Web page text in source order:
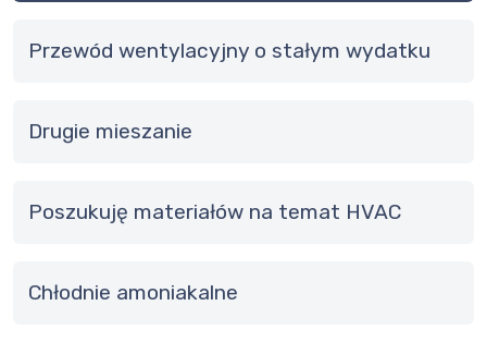
Przewód wentylacyjny o stałym wydatku
drugie mieszanie
Poszukuję materiałów na temat HVAC
chłodnie amoniakalne